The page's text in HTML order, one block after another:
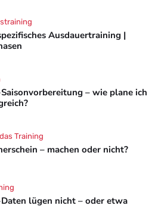
Ausdauertraining |
– wie plane ich
– machen oder nicht?
Training
lügen nicht – oder etwa